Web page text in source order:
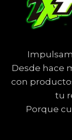
Desde hace
con
tu
Porque